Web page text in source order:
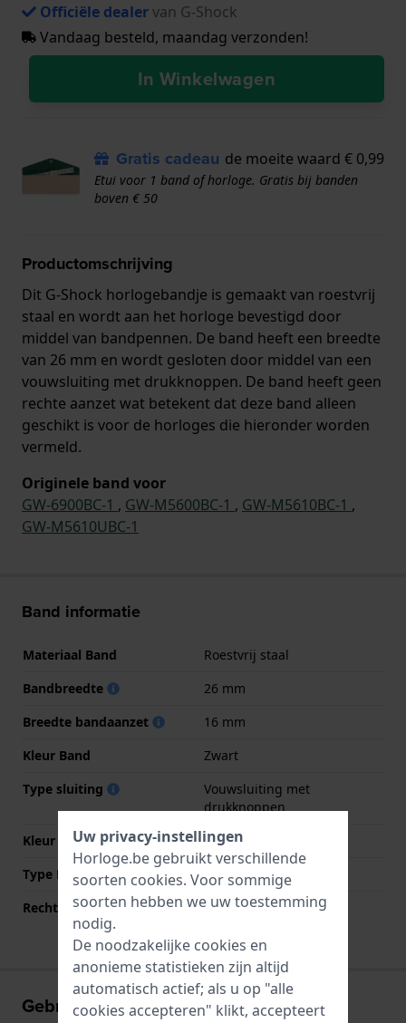
Officiële dealervan G-Shock
Vandaag besteld, maandag verzonden!
In Winkelwagen
Gratis cadeau de moeite waard € 0,99
Etui voor 1 band of horloge. Gratis bij banden
boven € 50
Productomschrijving
Dit G-Shock horlogebandje is gemaakt van roestvrij
staal en wordt aan het horloge bevestigd door
middel van bandpennen. De band heeft een breedte
van 26 mm en wordt gesloten door middel van een
vouwsluiting met drukknoppen. De band heeft geen
rechte aanzet wat betekent dat deze band alleen
geschikt is voor de horloges die hieronder worden
vermeld.
Originele band voor
GW-6900BC-1 , GW-M5600BC-1 , GW-M5610BC-1 ,
GW-M5610UBC-1
Band informatie
Materiaal Band
Roestvrij staal
Bandbreedte
26 mm
Breedte bandaanzet
16 mm
Kleur Band
Zwart
Type sluiting
Vouwsluiting met
drukknoppen
Kleur sluiting
Zwart
Type Bevestiging
Bandpennen
Rechte aanzet
Nee
Gebruikerservaringen
Uw privacy-instellingen
Horloge.be gebruikt verschillende
soorten cookies. Voor sommige
soorten hebben we uw toestemming
nodig.
De noodzakelijke cookies en
anonieme statistieken zijn altijd
automatisch actief; als u op "alle
cookies accepteren" klikt, accepteert